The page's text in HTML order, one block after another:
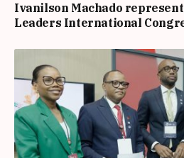
Ivanilson Machado
Leaders International